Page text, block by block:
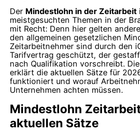
Der Mindestlohn in der Zeitarbeit
meistgesuchten Themen in der
mit Recht: Denn hier gelten
den allgemeinen gesetzlichen
Zeitarbeitnehmer sind durch den
Tarifvertrag geschützt, der
nach Qualifikation vorschreibt.
erklärt die aktuellen Sätze für
funktioniert und worauf
Unternehmen achten müssen.
Mindestlohn
aktuellen Sätze